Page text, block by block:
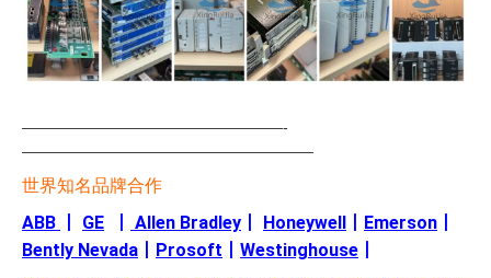
—————————————————-
———————————————————
世界知名品牌合作
ABB GE Allen Bradley Honeywell Emerson
Bently Nevada
Prosoft Westinghouse